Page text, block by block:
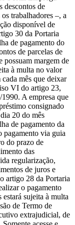
descontos de
trabalhadores –, a
disponível de
30 da Portaria
de pagamento do
de parcelas de
possuam margem de
à multa no valor
mês que deixar
VI do artigo 23,
A empresa que
consignado
20 do mês
de pagamento da
pagamento via guia
do prazo de
das
regularização,
de juros e
artigo 28 da Portaria
o pagamento
sujeita à multa
de Termo de
extrajudicial, de